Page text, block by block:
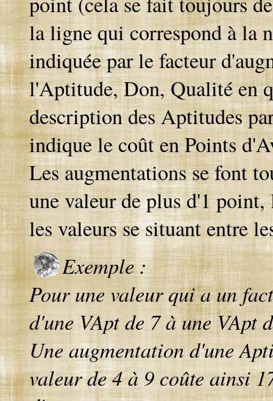
la ligne qui correspond à la
indiquée par le facteur
l'Aptitude, Don, Qualité en
description des Aptitudes
indique le coût en Points
Les augmentations se font
une valeur de plus d'1
les valeurs se situant entre
Exemple :
Pour une valeur qui a un
d'une VApt de 7 à une VApt
Une augmentation d'une
valeur de 4 à 9 coûte ainsi